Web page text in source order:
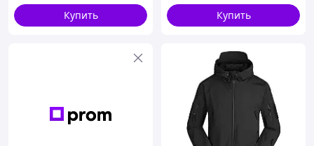
Фурнитура:
Карманы:
- 2 боковых брючных кармана (с усилением в
нижней части, предназначенным для
крепления ножа);
- 2 задних кармана сзади;
Купить
Купить